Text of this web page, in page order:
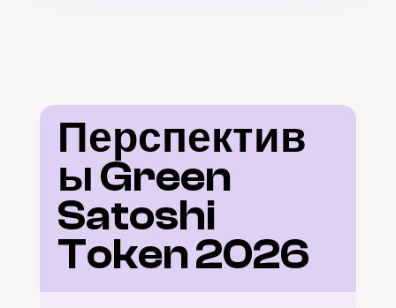
Перспектив
ы Green
Satoshi
Token 2026